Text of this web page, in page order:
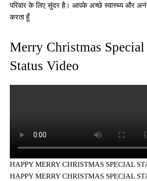
परिवार के लिए सुंदर है। आपके अच्छे स्वास्थ्य और
करता हूँ
Merry Christmas
Status Video
HAPPY MERRY CHRISTMAS SPECIAL
HAPPY MERRY CHRISTMAS SPECIAL